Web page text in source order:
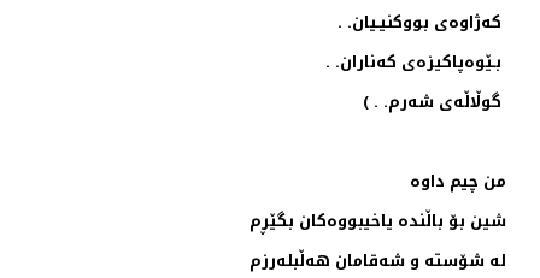
كه‌ژاوه‌ی بووكنیـیان. .
بـێوه‌پاكیزه‌ی كه‌ناران. .
گوڵاڵه‌ی شه‌رم. . )
من چیم داوه‌
شین بۆ باڵنده‌ یاخیبووه‌كان بگێڕم
له‌ شۆسته‌ و شه‌قامان هه‌ڵبله‌رزم